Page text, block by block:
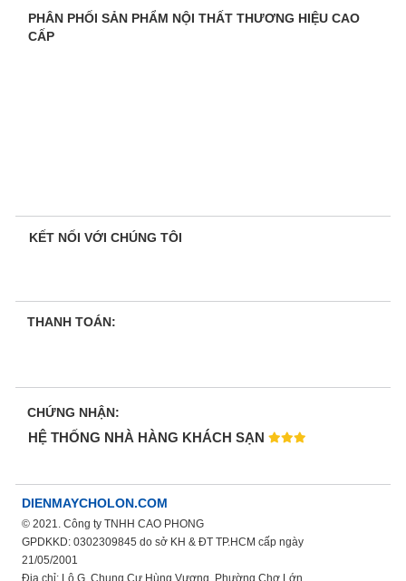
PHÂN PHỐI SẢN PHẨM NỘI THẤT THƯƠNG HIỆU CAO
CẤP
HỆ THỐNG NHÀ HÀNG KHÁCH SẠN
KẾT NỐI VỚI CHÚNG TÔI
THANH TOÁN:
CHỨNG NHẬN:
DIENMAYCHOLON.COM
© 2021. Công ty TNHH CAO PHONG
GPDKKD: 0302309845 do sở KH & ĐT TP.HCM cấp ngày
21/05/2001